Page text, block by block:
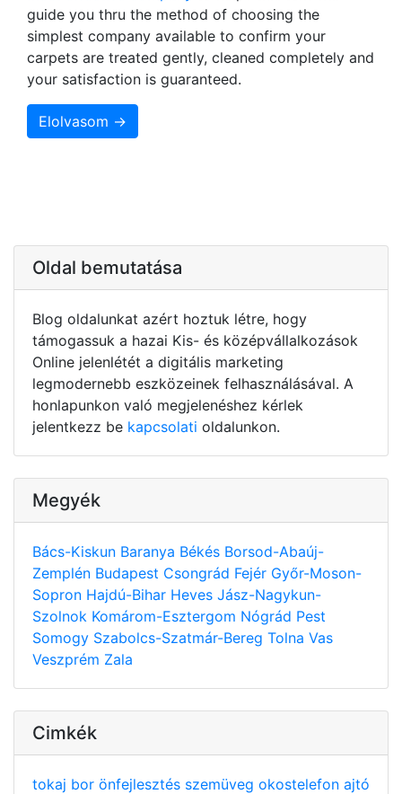
guide you thru the method of choosing the
simplest company available to confirm your
carpets are treated gently, cleaned completely and
your satisfaction is guaranteed.
Elolvasom →
Oldal bemutatása
Blog oldalunkat azért hoztuk létre, hogy
támogassuk a hazai Kis- és középvállalkozások
Online jelenlétét a digitális marketing
legmodernebb eszközeinek felhasználásával. A
honlapunkon való megjelenéshez kérlek
jelentkezz be kapcsolati oldalunkon.
Megyék
Bács-Kiskun Baranya Békés Borsod-Abaúj-
Zemplén Budapest Csongrád Fejér Győr-Moson-
Sopron Hajdú-Bihar Heves Jász-Nagykun-
Szolnok Komárom-Esztergom Nógrád Pest
Somogy Szabolcs-Szatmár-Bereg Tolna Vas
Veszprém Zala
Cimkék
tokaj bor önfejlesztés szemüveg okostelefon ajtó